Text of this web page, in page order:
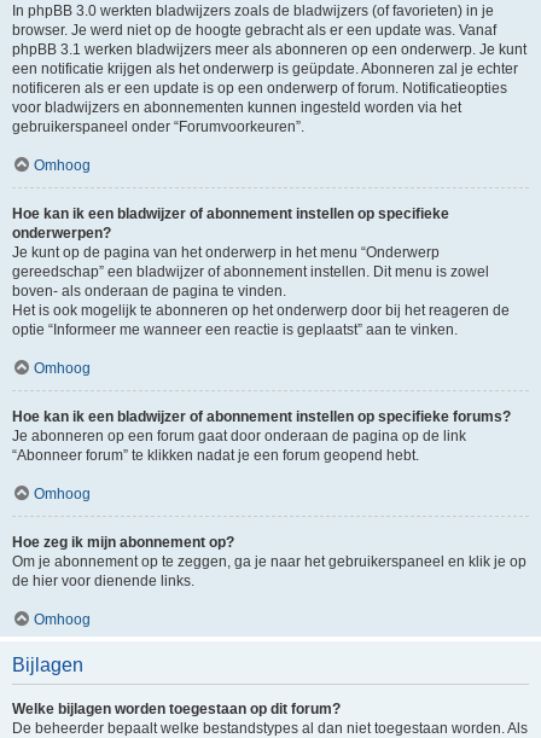
In phpBB 3.0 werkten bladwijzers zoals de bladwijzers (of favorieten) in je
browser. Je werd niet op de hoogte gebracht als er een update was. Vanaf
phpBB 3.1 werken bladwijzers meer als abonneren op een onderwerp. Je kunt
een notificatie krijgen als het onderwerp is geüpdate. Abonneren zal je echter
notificeren als er een update is op een onderwerp of forum. Notificatieopties
voor bladwijzers en abonnementen kunnen ingesteld worden via het
gebruikerspaneel onder “Forumvoorkeuren”.
Omhoog
Hoe kan ik een bladwijzer of abonnement instellen op specifieke
onderwerpen?
Je kunt op de pagina van het onderwerp in het menu “Onderwerp
gereedschap” een bladwijzer of abonnement instellen. Dit menu is zowel
boven- als onderaan de pagina te vinden.
Het is ook mogelijk te abonneren op het onderwerp door bij het reageren de
optie “Informeer me wanneer een reactie is geplaatst” aan te vinken.
Omhoog
Hoe kan ik een bladwijzer of abonnement instellen op specifieke forums?
Je abonneren op een forum gaat door onderaan de pagina op de link
“Abonneer forum” te klikken nadat je een forum geopend hebt.
Omhoog
Hoe zeg ik mijn abonnement op?
Om je abonnement op te zeggen, ga je naar het gebruikerspaneel en klik je op
de hier voor dienende links.
Omhoog
Bijlagen
Welke bijlagen worden toegestaan op dit forum?
De beheerder bepaalt welke bestandstypes al dan niet toegestaan worden. Als